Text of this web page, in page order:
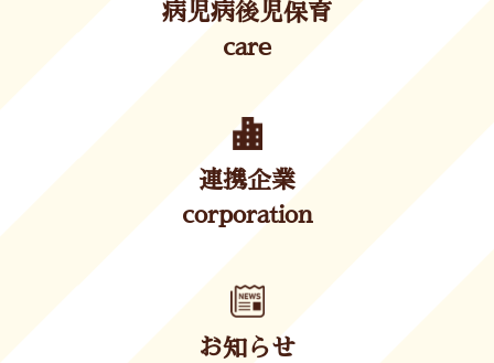
病児病後児保育
care
連携企業
corporation
お知らせ